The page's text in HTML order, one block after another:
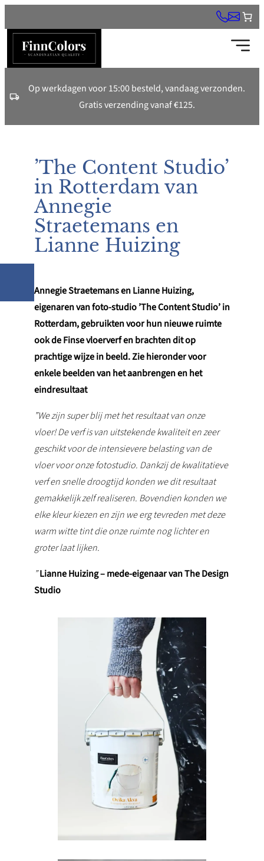
naar
inhoud
Op werkdagen voor 15:00 besteld, vandaag verzonden.
Gratis verzending vanaf €125.
’The Content Studio’
in Rotterdam van
Annegie
Straetemans en
Lianne Huizing
Annegie Straetemans en Lianne Huizing,
eigenaren van foto-studio ’The Content Studio’ in
Rotterdam, gebruikten voor hun nieuwe ruimte
ook de Finse vloerverf en brachten dit op
prachtige wijze in beeld. Zie hieronder voor
enkele beelden van het aanbrengen en het
eindresultaat
”We zijn super blij met het resultaat van onze
vloer! De verf is van uitstekende kwaliteit en zeer
geschikt voor de intensievere belasting van de
vloer voor onze fotostudio. Dankzij de kwalitatieve
verf en snelle droogtijd konden we dit resultaat
gemakkelijk zelf realiseren. Bovendien konden we
elke kleur kiezen en zijn we erg tevreden met deze
warm witte tint die onze ruimte nog lichter en
groter laat lijken.
”Lianne Huizing – mede-eigenaar van The Design
Studio